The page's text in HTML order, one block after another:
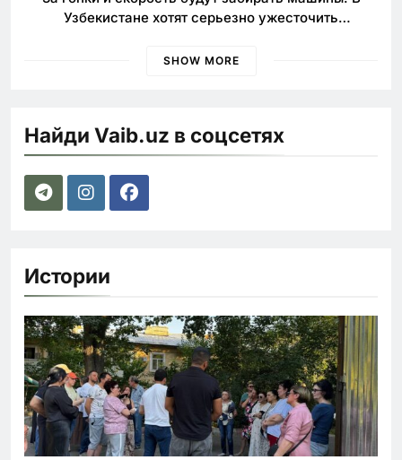
Узбекистане хотят серьезно ужесточить
SHOW MORE
Найди Vaib.uz в соцсетях
Истории